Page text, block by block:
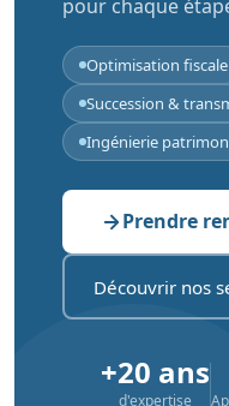
pour chaque
Optimisation fiscale
Succession &
Ingénierie
Prendre
Découvrir nos
+20 ans
d'expertise